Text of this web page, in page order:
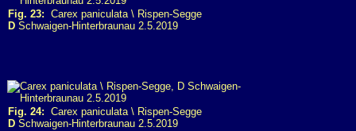
Fig. 23: Carex paniculata \ Rispen-Segge
D Schwaigen-Hinterbraunau 2.5.2019
Fig. 24: Carex paniculata \ Rispen-Segge
D Schwaigen-Hinterbraunau 2.5.2019